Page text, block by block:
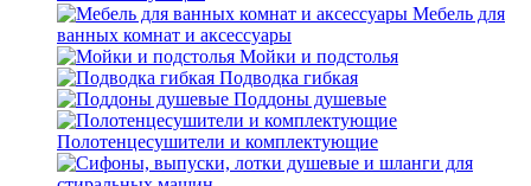
Мебель для
ванных комнат и аксессуары
Мойки и подстолья
Подводка гибкая
Поддоны душевые
Полотенцесушители и комплектующие